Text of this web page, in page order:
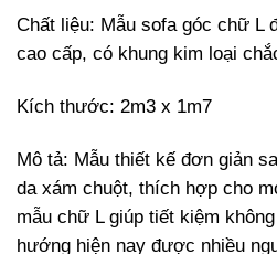
Chất liệu: Mẫu sofa góc chữ L
cao cấp, có khung kim loại
Kích thước: 2m3 x 1m7
Mô tả: Mẫu thiết kế đơn giản
da xám chuột, thích hợp cho
mẫu chữ L giúp tiết kiệm
hướng hiện nay được nhiều